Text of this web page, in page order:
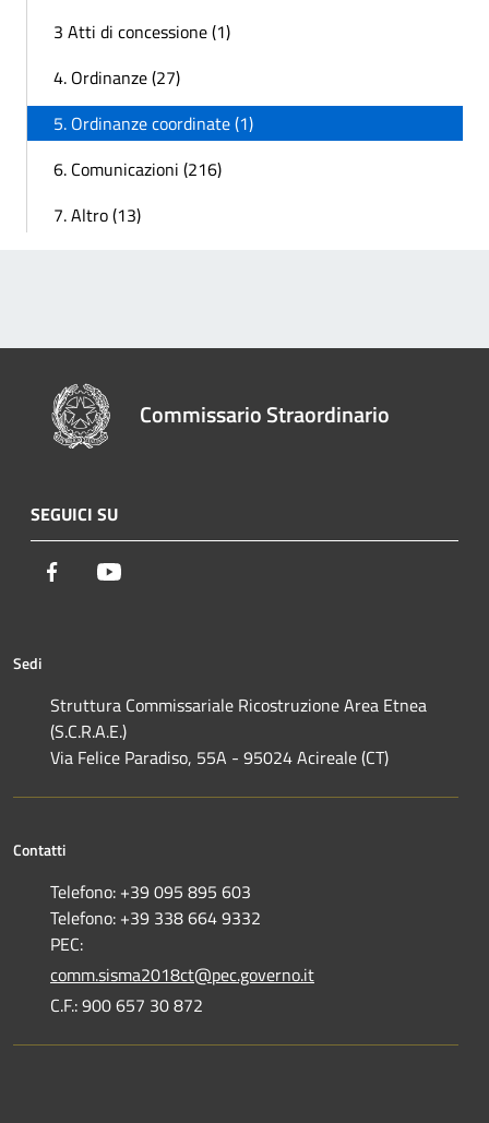
3 Atti di concessione (1)
4. Ordinanze (27)
5. Ordinanze coordinate (1)
6. Comunicazioni (216)
7. Altro (13)
Commissario Straordinario
SEGUICI SU
Facebook
Sedi
Struttura Commissariale Ricostruzione Area Etnea
(S.C.R.A.E.)
Via Felice Paradiso, 55A - 95024 Acireale (CT)
Contatti
Telefono: +39 095 895 603
Telefono: +39 338 664 9332
PEC:
comm.sisma2018ct@pec.governo.it
C.F.: 900 657 30 872